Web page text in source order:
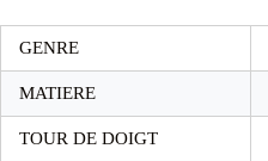
GENRE
MATIERE
TOUR DE DOIGT